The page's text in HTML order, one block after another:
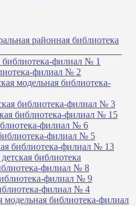
районная библиотека
библиотека-филиал № 1
филиал № 2
модельная библиотека-
библиотека-филиал № 3
библиотека-филиал № 15
филиал № 6
филиал № 5
библиотека-филиал № 13
библиотека
филиал № 8
филиал № 9
филиал № 4
модельная библиотека-филиал